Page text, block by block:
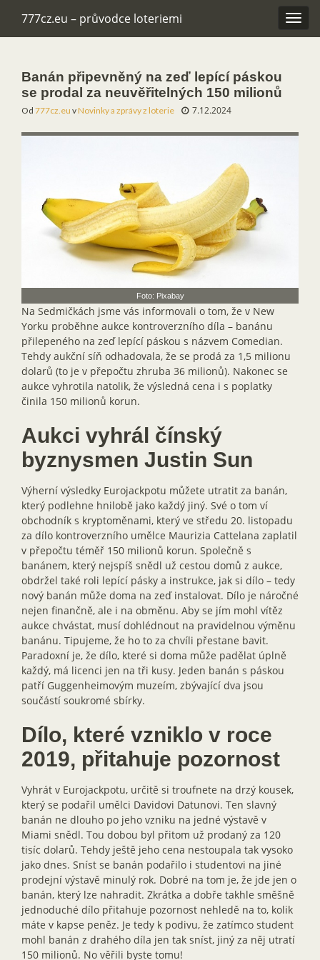
777cz.eu – průvodce loteriemi
Banán připevněný na zeď lepící páskou
se prodal za neuvěřitelných 150 milionů
Od 777cz.eu vNovinky a zprávy z loterie 7.12.2024
Foto: Pixabay
Na Sedmičkách jsme vás informovali o tom, že v New
Yorku proběhne aukce kontroverzního díla – banánu
přilepeného na zeď lepící páskou s názvem Comedian.
Tehdy aukční síň odhadovala, že se prodá za 1,5 milionu
dolarů (to je v přepočtu zhruba 36 milionů). Nakonec se
aukce vyhrotila natolik, že výsledná cena i s poplatky
činila 150 milionů korun.
Aukci vyhrál čínský
byznysmen Justin Sun
Výherní výsledky Eurojackpotu můžete utratit za banán,
který podlehne hnilobě jako každý jiný. Své o tom ví
obchodník s kryptoměnami, který ve středu 20. listopadu
za dílo kontroverzního umělce Maurizia Cattelana zaplatil
v přepočtu téměř 150 milionů korun. Společně s
banánem, který nejspíš snědl už cestou domů z aukce,
obdržel také roli lepící pásky a instrukce, jak si dílo – tedy
nový banán může doma na zeď instalovat. Dílo je náročné
nejen finančně, ale i na obměnu. Aby se jím mohl vítěz
aukce chvástat, musí dohlédnout na pravidelnou výměnu
banánu. Tipujeme, že ho to za chvíli přestane bavit.
Paradoxní je, že dílo, které si doma může padělat úplně
každý, má licenci jen na tři kusy. Jeden banán s páskou
patří Guggenheimovým muzeím, zbývající dva jsou
součástí soukromé sbírky.
Dílo, které vzniklo v roce
2019, přitahuje pozornost
Vyhrát v Eurojackpotu, určitě si troufnete na drzý kousek,
který se podařil umělci Davidovi Datunovi. Ten slavný
banán ne dlouho po jeho vzniku na jedné výstavě v
Miami snědl. Tou dobou byl přitom už prodaný za 120
tisíc dolarů. Tehdy ještě jeho cena nestoupala tak vysoko
jako dnes. Sníst se banán podařilo i studentovi na jiné
prodejní výstavě minulý rok. Dobré na tom je, že jde jen o
banán, který lze nahradit. Zkrátka a dobře takhle směšně
jednoduché dílo přitahuje pozornost nehledě na to, kolik
máte v kapse peněz. Je tedy k podivu, že zatímco student
mohl banán z drahého díla jen tak sníst, jiný za něj utratí
150 milionů. No věřili byste tomu!